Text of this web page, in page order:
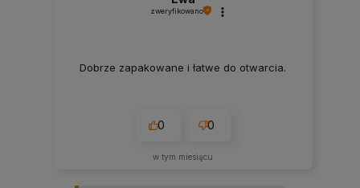
zweryfikowano
Dobrze zapakowane i łatwe do otwarcia.
0 0
w tym miesiącu